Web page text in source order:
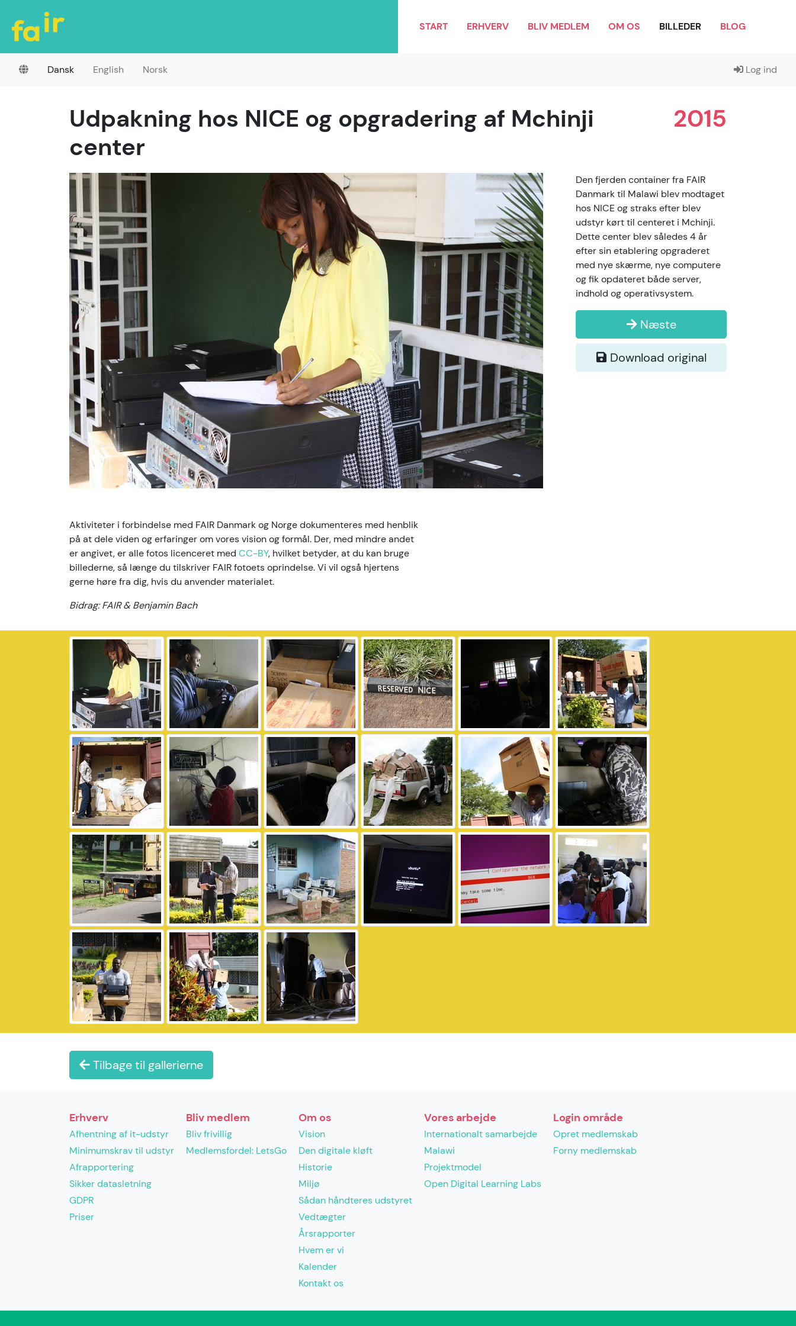
START ERHVERV BLIV MEDLEM OM OS BILLEDER BLOG
Dansk English Norsk Log ind
2015
Udpakning hos NICE og opgradering af Mchinji
center
Den fjerden container fra FAIR
Danmark til Malawi blev modtaget
hos NICE og straks efter blev
udstyr kørt til centeret i Mchinji.
Dette center blev således 4 år
efter sin etablering opgraderet
med nye skærme, nye computere
og fik opdateret både server,
indhold og operativsystem.
Næste
Download original
Aktiviteter i forbindelse med FAIR Danmark og Norge dokumenteres med henblik
på at dele viden og erfaringer om vores vision og formål. Der, med mindre andet
er angivet, er alle fotos licenceret med CC-BY, hvilket betyder, at du kan bruge
billederne, så længe du tilskriver FAIR fotoets oprindelse. Vi vil også hjertens
gerne høre fra dig, hvis du anvender materialet.
Bidrag: FAIR & Benjamin Bach
Tilbage til gallerierne
Erhverv
Afhentning af it-udstyr
Minimumskrav til udstyr
Afrapportering
Sikker datasletning
GDPR
Priser
Bliv medlem
Bliv frivillig
Medlemsfordel: LetsGo
Om os
Vision
Den digitale kløft
Historie
Miljø
Sådan håndteres udstyret
Vedtægter
Årsrapporter
Hvem er vi
Kalender
Kontakt os
Vores arbejde
Internationalt samarbejde
Malawi
Projektmodel
Open Digital Learning Labs
Login område
Opret medlemskab
Forny medlemskab